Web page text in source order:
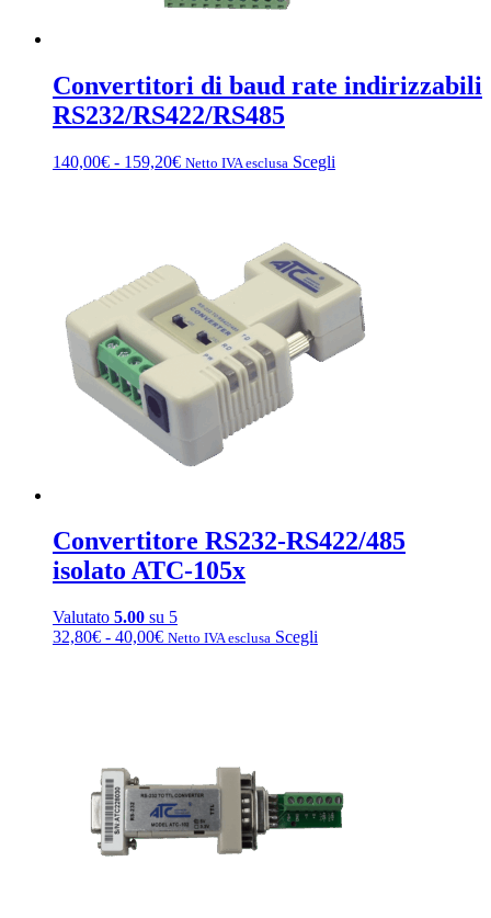
Convertitori di baud rate indirizzabili
RS232/RS422/RS485
140,00€ - 159,20€Fascia
159,20€
Netto IVA esclusa Scegli
opzioni
possono
essere
scelte
nella
Convertitore RS232-RS422/485
isolato ATC-105x
Valutato 5.00 su 5
32,80€ - 40,00€Fascia
Netto IVA esclusa Scegli
essere
scelte
nella